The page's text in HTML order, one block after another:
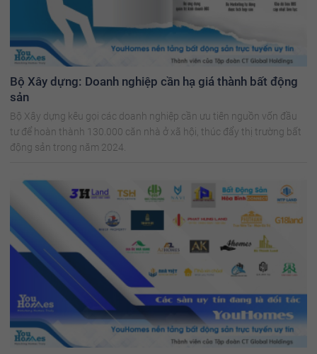
Bộ Xây dựng: Doanh nghiệp cần hạ giá thành bất động
sản
Bộ Xây dựng kêu gọi các doanh nghiệp cần ưu tiên nguồn vốn đầu
tư để hoàn thành 130.000 căn nhà ở xã hội, thúc đẩy thị trường bất
động sản trong năm 2024.